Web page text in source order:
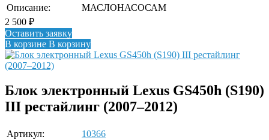
Описание:
МАСЛОНАСОСАМ
2 500 ₽
Оставить заявку
В корзине В корзину
Блок электронный Lexus GS450h (S190)
III рестайлинг (2007–2012)
Артикул:
10366